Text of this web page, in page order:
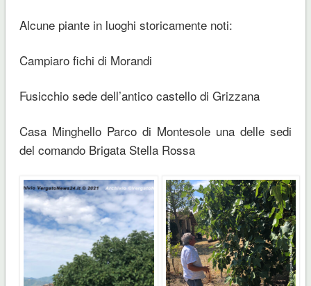
Alcune piante in luoghi storicamente noti:
Campiaro fichi di Morandi
Fusicchio sede dell’antico castello di Grizzana
Casa Minghello Parco di Montesole una delle sedi
del comando Brigata Stella Rossa